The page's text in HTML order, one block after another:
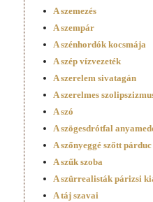
A szemezés
A szempár
A szénhordók kocsmája
A szép vízvezeték
A szerelem sivatagán
A szerelmes
A szó
A szögesdrótfal
A szőnyeggé szőtt párduc
A szűk szoba
A szürrealisták párizsi
A táj szavai